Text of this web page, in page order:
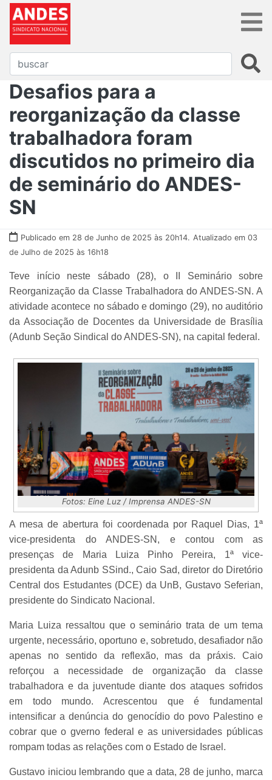
Desafios para a
reorganização da classe
trabalhadora foram
discutidos no primeiro dia
de seminário do ANDES-
SN
Publicado em 28 de Junho de 2025 às 20h14. Atualizado em 03
de Julho de 2025 às 16h18
Teve início neste sábado (28), o II Seminário sobre
Reorganização da Classe Trabalhadora do ANDES-SN. A
atividade acontece no sábado e domingo (29), no auditório
da Associação de Docentes da Universidade de Brasília
(Adunb Seção Sindical do ANDES-SN), na capital federal.
Fotos: Eine Luz / Imprensa ANDES-SN
A mesa de abertura foi coordenada por Raquel Dias, 1ª
vice-presidenta do ANDES-SN, e contou com as
presenças de Maria Luiza Pinho Pereira, 1ª vice-
presidenta da Adunb SSind., Caio Sad, diretor do Diretório
Central dos Estudantes (DCE) da UnB, Gustavo Seferian,
presidente do Sindicato Nacional.
Maria Luiza ressaltou que o seminário trata de um tema
urgente, necessário, oportuno e, sobretudo, desafiador não
apenas no sentido da reflexão, mas da práxis. Caio
reforçou a necessidade de organização da classe
trabalhadora e da juventude diante dos ataques sofridos
em todo mundo. Acrescentou que é fundamental
intensificar a denúncia do genocídio do povo Palestino e
cobrar que o gverno federal e as universidades públicas
rompam todas as relações com o Estado de Israel.
Gustavo iniciou lembrando que a data, 28 de junho, marca